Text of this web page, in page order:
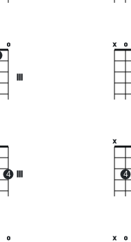
o x o
4
x
4
o x o